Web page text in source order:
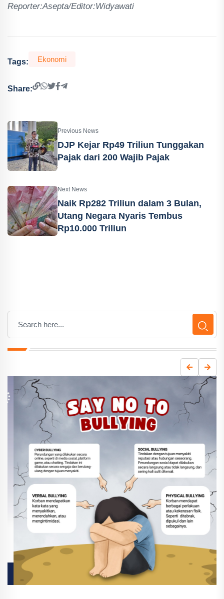
Reporter:Asepta/Editor:Widyawati
Tags: Ekonomi
Share:
Previous News
DJP Kejar Rp49 Triliun Tunggakan
Pajak dari 200 Wajib Pajak
Next News
Naik Rp282 Triliun dalam 3 Bulan,
Utang Negara Nyaris Tembus
Rp10.000 Triliun